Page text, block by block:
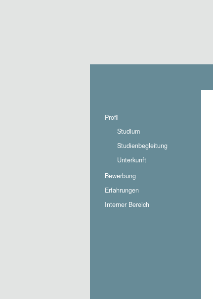
Profil
Studium
Studienbegleitung
Unterkunft
Bewerbung
Erfahrungen
Interner Bereich